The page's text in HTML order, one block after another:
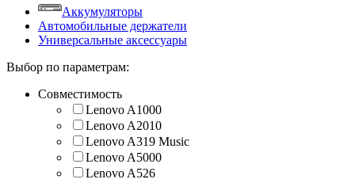
Аккумуляторы
Автомобильные держатели
Универсальные аксессуары
Выбор по параметрам:
Совместимость
Lenovo A1000
Lenovo A2010
Lenovo A319 Music
Lenovo A5000
Lenovo A526